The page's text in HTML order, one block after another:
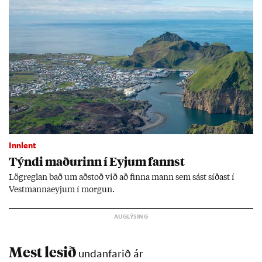
Innlent
Týndi mað­ur­inn í Eyj­um fannst
Lög­regl­an bað um að­stoð við að finna mann sem sást síð­ast í
Vest­manna­eyj­um í morg­un.
Mest lesið undanfarið ár